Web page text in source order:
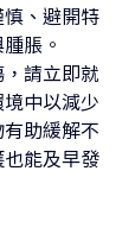
、避開特
脹。
請立即就
中以減少
助緩解不
能及早發